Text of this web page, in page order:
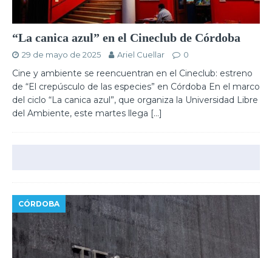
“La canica azul” en el Cineclub de Córdoba
29 de mayo de 2025 Ariel Cuellar 0
Cine y ambiente se reencuentran en el Cineclub: estreno
de “El crepúsculo de las especies” en Córdoba En el marco
del ciclo “La canica azul”, que organiza la Universidad Libre
del Ambiente, este martes llega […]
CÓRDOBA